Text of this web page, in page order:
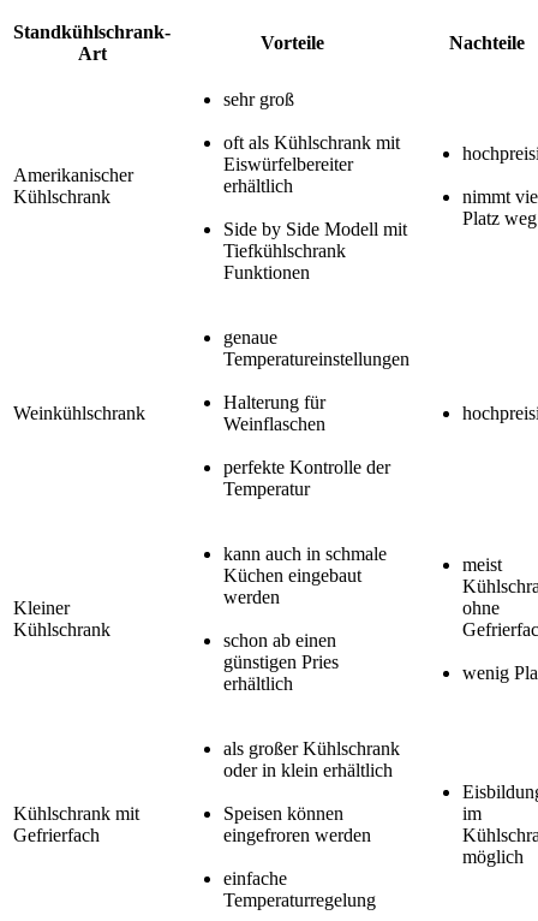
Standkühlschrank-
Art
Vorteile Nachteile
Amerikanischer
Kühlschrank
sehr groß
oft als Kühlschrank mit
Eiswürfelbereiter
erhältlich
Side by Side Modell mit
Tiefkühlschrank
Funktionen
nimmt
Platz weg
Weinkühlschrank
genaue
Temperatureinstellungen
Halterung für
Weinflaschen
perfekte Kontrolle der
Temperatur
Kleiner
Kühlschrank
kann auch in schmale
Küchen eingebaut
werden
schon ab einen
günstigen Pries
erhältlich
meist
ohne
wenig
Kühlschrank mit
Gefrierfach
als großer Kühlschrank
oder in klein erhältlich
Speisen können
eingefroren werden
einfache
Temperaturregelung
im
möglich